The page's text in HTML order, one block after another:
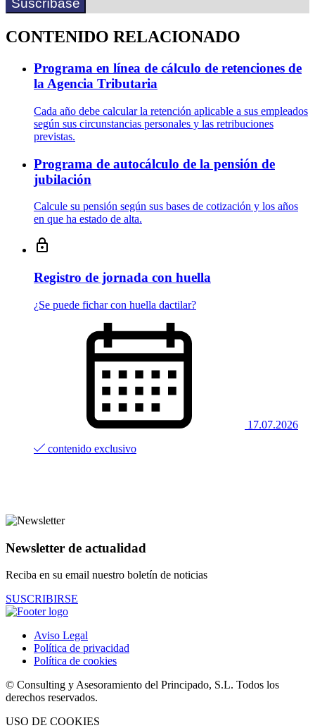
Suscríbase
CONTENIDO RELACIONADO
Programa en línea de cálculo de retenciones de
la Agencia Tributaria
Cada año debe calcular la retención aplicable a sus empleados
según sus circunstancias personales y las retribuciones
previstas.
Programa de autocálculo de la pensión de
jubilación
Calcule su pensión según sus bases de cotización y los años
en que ha estado de alta.
Registro de jornada con huella
¿Se puede fichar con huella dactilar?
17.07.2026
contenido exclusivo
Newsletter de actualidad
Reciba en su email nuestro boletín de noticias
SUSCRIBIRSE
Aviso Legal
Política de privacidad
Política de cookies
© Consulting y Asesoramiento del Principado, S.L. Todos los
derechos reservados.
USO DE COOKIES